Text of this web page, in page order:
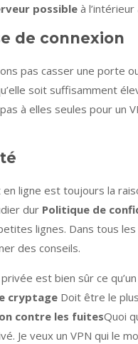
possible à l’intérieur
de connexion
pas casser une porte
soit suffisamment
à elles seules pour un
ligne est toujours la
dur Politique de
lignes. Dans tous
des conseils.
est bien sûr ce
cryptage Doit être le
contre les fuitesQuoi
Je veux un VPN qui le